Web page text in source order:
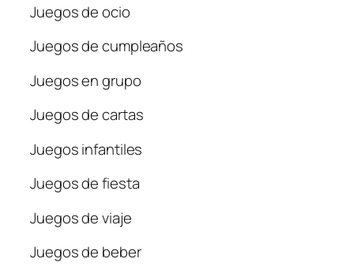
Juegos de ocio
Juegos de cumpleaños
Juegos en grupo
Juegos de cartas
Juegos infantiles
Juegos de fiesta
Juegos de viaje
Juegos de beber